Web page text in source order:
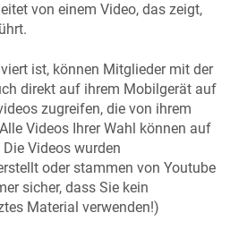
von einem Video, das zeigt,
ist, können Mitglieder mit der
direkt auf ihrem Mobilgerät auf
zugreifen, die von ihrem
Videos Ihrer Wahl können auf
Videos wurden
oder stammen von Youtube
sicher, dass Sie kein
Material verwenden!)